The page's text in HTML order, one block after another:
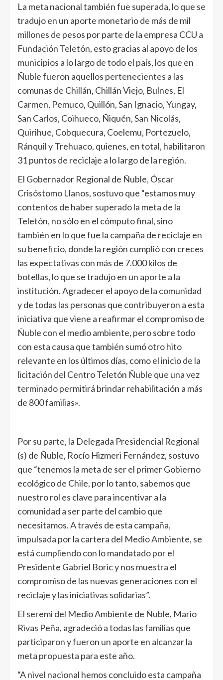
La meta nacional también fue superada, lo que se
tradujo en un aporte monetario de más de mil
millones de pesos por parte de la empresa CCU a
Fundación Teletón, esto gracias al apoyo de los
municipios a lo largo de todo el país, los que en
Ñuble fueron aquellos pertenecientes a las
comunas de Chillán, Chillán Viejo, Bulnes, El
Carmen, Pemuco, Quillón, San Ignacio, Yungay,
San Carlos, Coihueco, Ñiquén, San Nicolás,
Quirihue, Cobquecura, Coelemu, Portezuelo,
Ránquil y Trehuaco, quienes, en total, habilitaron
31 puntos de reciclaje a lo largo de la región.
El Gobernador Regional de Ñuble, Óscar
Crisóstomo Llanos, sostuvo que “estamos muy
contentos de haber superado la meta de la
Teletón, no sólo en el cómputo final, sino
también en lo que fue la campaña de reciclaje en
su beneficio, donde la región cumplió con creces
las expectativas con más de 7.000 kilos de
botellas, lo que se tradujo en un aporte a la
institución. Agradecer el apoyo de la comunidad
y de todas las personas que contribuyeron a esta
iniciativa que viene a reafirmar el compromiso de
Ñuble con el medio ambiente, pero sobre todo
con esta causa que también sumó otro hito
relevante en los últimos días, como el inicio de la
licitación del Centro Teletón Ñuble que una vez
terminado permitirá brindar rehabilitación a más
de 800 familias».
Por su parte, la Delegada Presidencial Regional
(s) de Ñuble, Rocío Hizmeri Fernández, sostuvo
que “tenemos la meta de ser el primer Gobierno
ecológico de Chile, por lo tanto, sabemos que
nuestro rol es clave para incentivar a la
comunidad a ser parte del cambio que
necesitamos. A través de esta campaña,
impulsada por la cartera del Medio Ambiente, se
está cumpliendo con lo mandatado por el
Presidente Gabriel Boric y nos muestra el
compromiso de las nuevas generaciones con el
reciclaje y las iniciativas solidarias”.
El seremi del Medio Ambiente de Ñuble, Mario
Rivas Peña, agradeció a todas las familias que
participaron y fueron un aporte en alcanzar la
meta propuesta para este año.
“A nivel nacional hemos concluido esta campaña